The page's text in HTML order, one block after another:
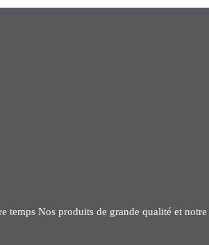
Nos produits de grande qualité et